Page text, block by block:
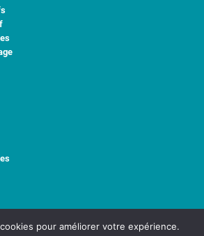
info@idamind.org
pour améliorer votre expérience.